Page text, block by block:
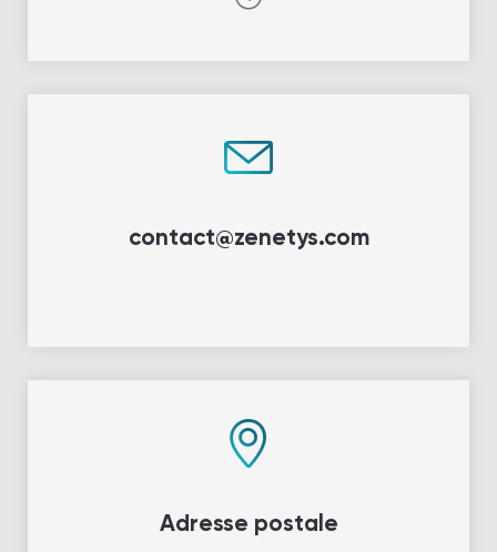
contact@zenetys.com
Adresse postale